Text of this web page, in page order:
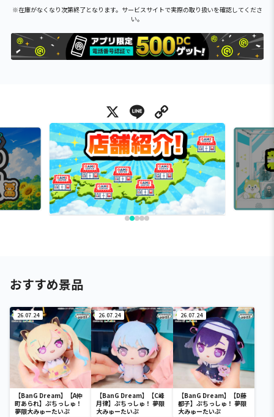
※在庫がなくなり次第終了となります。サービスサイトで実際の取り扱いを確認してくださ
い。
X Line
おすすめ景品
26.07.24
【BanG Dream】【A仲
町あられ】ぷちっしゅ！
夢限大みゅーたいぷ
26.07.24
【BanG Dream】【C峰
月律】ぷちっしゅ！ 夢限
大みゅーたいぷ
26.07.24
【BanG Dream】【D藤
都子】ぷちっしゅ！ 夢限
大みゅーたいぷ